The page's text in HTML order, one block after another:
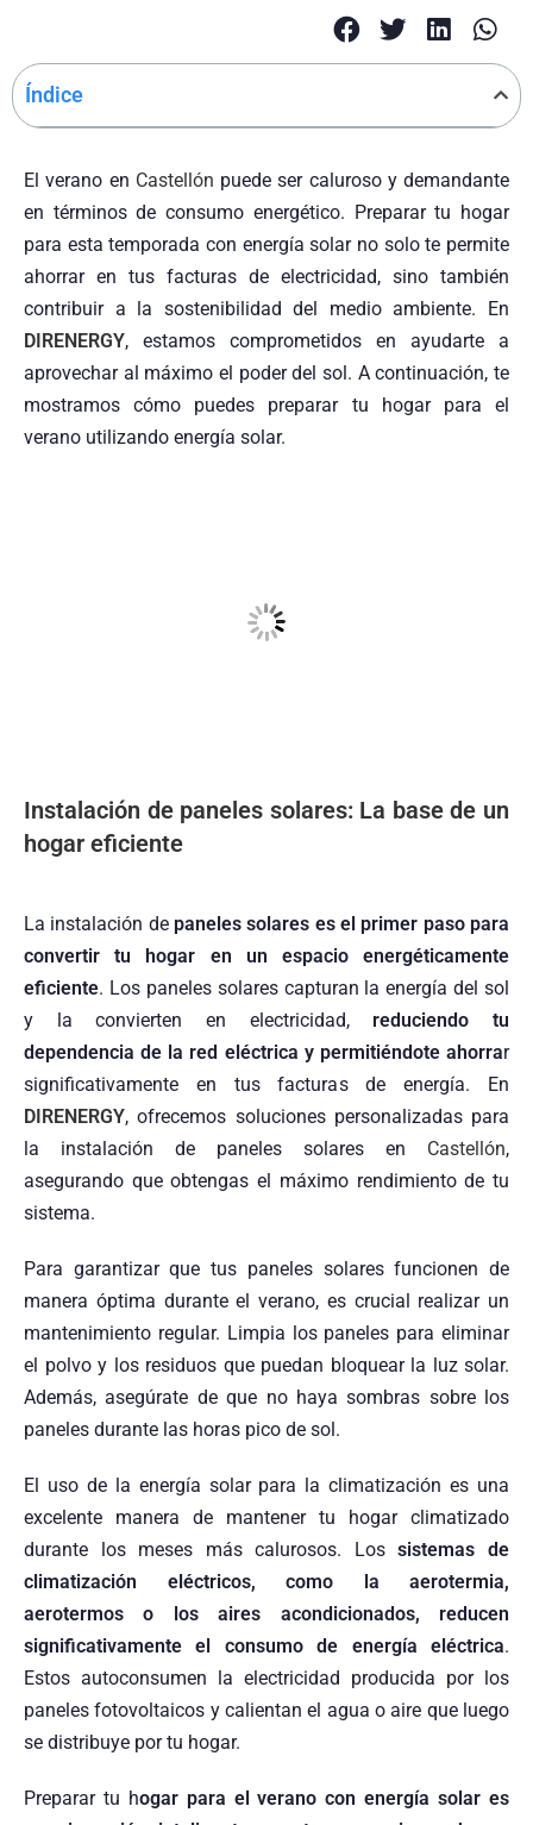
Índice
El verano en Castellón puede ser caluroso y demandante
en términos de consumo energético. Preparar tu hogar
para esta temporada con energía solar no solo te permite
ahorrar en tus facturas de electricidad, sino también
contribuir a la sostenibilidad del medio ambiente. En
DIRENERGY, estamos comprometidos en ayudarte a
aprovechar al máximo el poder del sol. A continuación, te
mostramos cómo puedes preparar tu hogar para el
verano utilizando energía solar.
Instalación de paneles solares: La base de un
hogar eficiente
La instalación de paneles solares es el primer paso para
convertir tu hogar en un espacio energéticamente
eficiente. Los paneles solares capturan la energía del sol
y la convierten en electricidad, reduciendo tu
dependencia de la red eléctrica y permitiéndote ahorrar
significativamente en tus facturas de energía. En
DIRENERGY, ofrecemos soluciones personalizadas para
la instalación de paneles solares en Castellón,
asegurando que obtengas el máximo rendimiento de tu
sistema.
Para garantizar que tus paneles solares funcionen de
manera óptima durante el verano, es crucial realizar un
mantenimiento regular. Limpia los paneles para eliminar
el polvo y los residuos que puedan bloquear la luz solar.
Además, asegúrate de que no haya sombras sobre los
paneles durante las horas pico de sol.
El uso de la energía solar para la climatización es una
excelente manera de mantener tu hogar climatizado
durante los meses más calurosos. Lossistemas de
climatización eléctricos, como la aerotermia,
aerotermos o los aires acondicionados, reducen
significativamente el consumo de energía eléctrica.
Estos autoconsumen la electricidad producida por los
paneles fotovoltaicos y calientan el agua o aire que luego
se distribuye por tu hogar.
Preparar tu hogar para el verano con energía solar es